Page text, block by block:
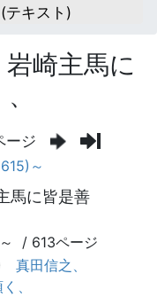
テキスト)
崎主馬に
ージ